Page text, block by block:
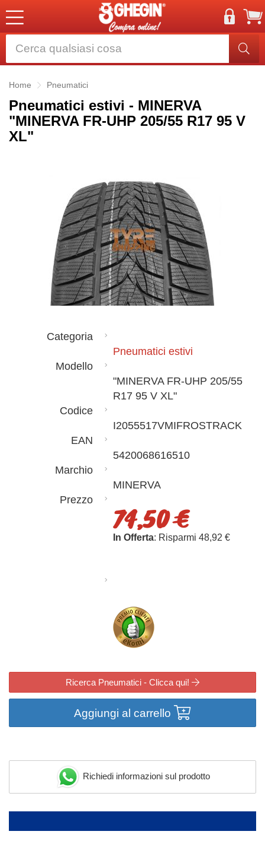
Home Pneumatici
Pneumatici estivi - MINERVA
"MINERVA FR-UHP 205/55 R17 95 V
XL"
Categoria
Pneumatici estivi
Modello
"MINERVA FR-UHP 205/55
R17 95 V XL"
Codice
I2055517VMIFROSTRACK
EAN
5420068616510
Marchio
MINERVA
Prezzo
74,50 €
In Offerta: Risparmi 48,92 €
Ricerca Pneumatici - Clicca qui!
Aggiungi al carrello
Richiedi informazioni sul prodotto